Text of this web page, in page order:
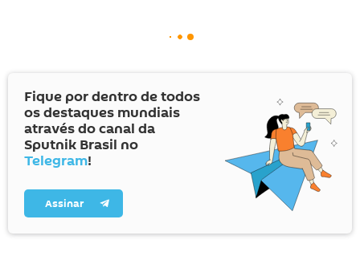
Fique por dentro de todos
os destaques mundiais
através do canal da
Sputnik Brasil no
Telegram!
Assinar